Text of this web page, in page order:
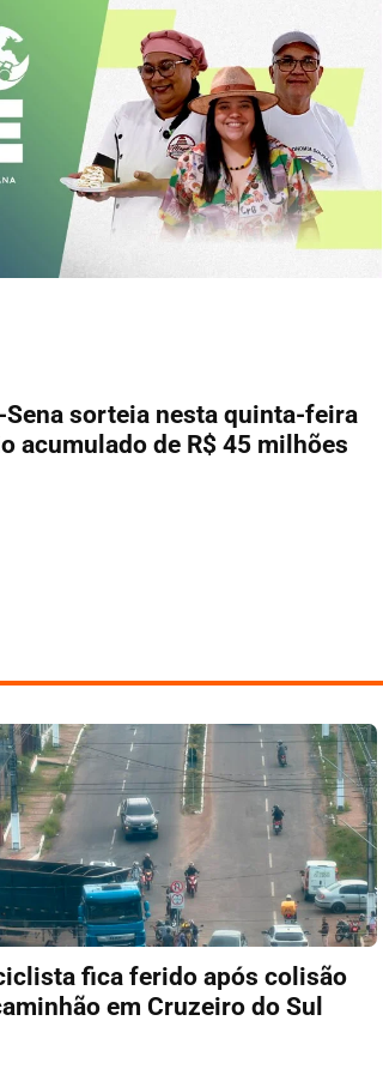
Sena sorteia nesta quinta-feira
acumulado de R$ 45 milhões
fica ferido após colisão
em Cruzeiro do Sul